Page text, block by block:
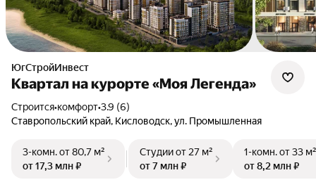
ЮгСтройИнвест
Квартал на курорте «Моя Легенда»
Строится•комфорт•3.9 (6)
Ставропольский край, Кисловодск, ул. Промышленная
3-комн.от 80,7 м²
от 17,3 млн ₽
Студииот 27 м²
от 7 млн ₽
1-комн.от 33 м²
от 8,2 млн ₽